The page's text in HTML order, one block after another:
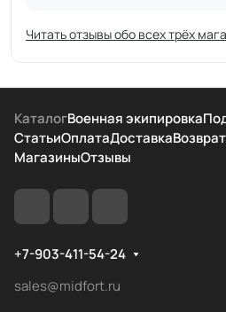
Читать отзывы обо всех трёх
КаталогВоенная экипировка
СтатьиОплатаДоставка
МагазиныОтзывы
+7-903-411-54-24
sales@midfort.ru